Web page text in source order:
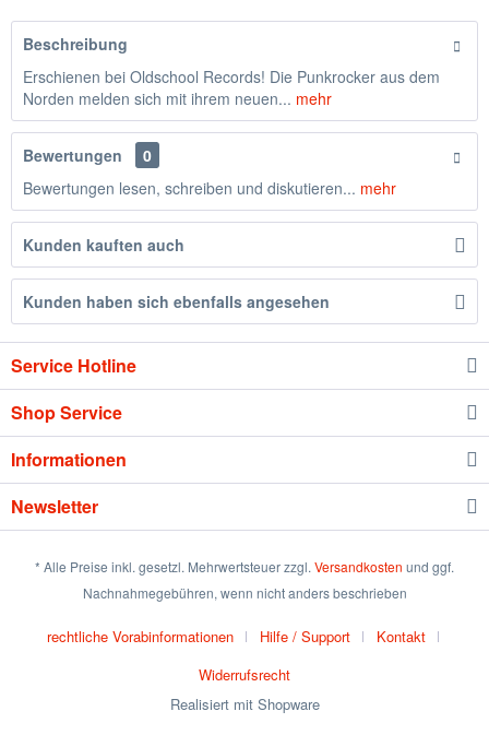
Beschreibung
Erschienen bei Oldschool Records! Die Punkrocker aus dem
Norden melden sich mit ihrem neuen... mehr
Bewertungen
0
Bewertungen lesen, schreiben und diskutieren... mehr
Kunden kauften auch
Kunden haben sich ebenfalls angesehen
Service Hotline
Shop Service
Informationen
Newsletter
* Alle Preise inkl. gesetzl. Mehrwertsteuer zzgl. Versandkosten und ggf.
Nachnahmegebühren, wenn nicht anders beschrieben
rechtliche Vorabinformationen Hilfe / Support
Kontakt
Widerrufsrecht
Realisiert mit Shopware